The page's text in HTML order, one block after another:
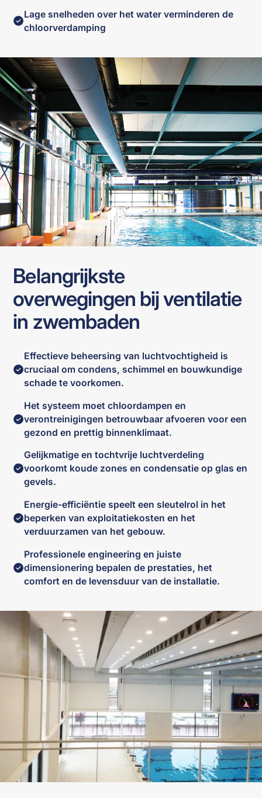
Lage snelheden over het water verminderen de
chloorverdamping
Belangrijkste
overwegingen bij ventilatie
in zwembaden
Effectieve beheersing van luchtvochtigheid is
cruciaal om condens, schimmel en bouwkundige
schade te voorkomen.
Het systeem moet chloordampen en
verontreinigingen betrouwbaar afvoeren voor een
gezond en prettig binnenklimaat.
Gelijkmatige en tochtvrije luchtverdeling
voorkomt koude zones en condensatie op glas en
gevels.
Energie-efficiëntie speelt een sleutelrol in het
beperken van exploitatiekosten en het
verduurzamen van het gebouw.
Professionele engineering en juiste
dimensionering bepalen de prestaties, het
comfort en de levensduur van de installatie.